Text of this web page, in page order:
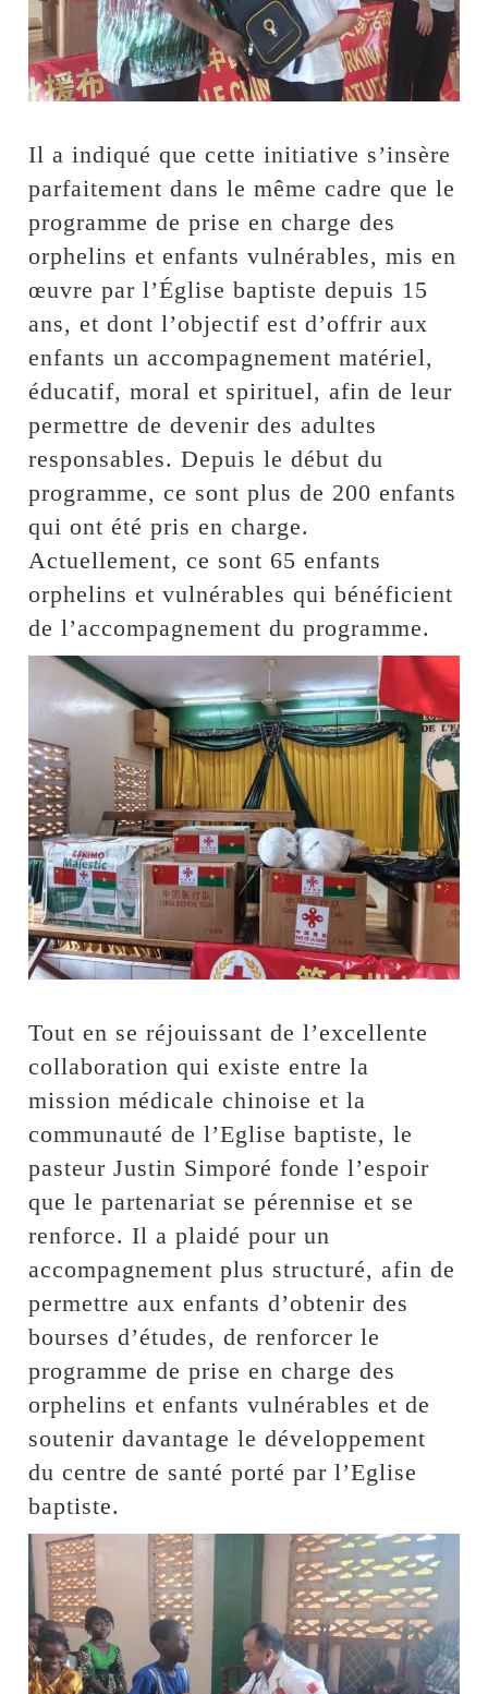
Il a indiqué que cette initiative s’insère
parfaitement dans le même cadre que le
programme de prise en charge des
orphelins et enfants vulnérables, mis en
œuvre par l’Église baptiste depuis 15
ans, et dont l’objectif est d’offrir aux
enfants un accompagnement matériel,
éducatif, moral et spirituel, afin de leur
permettre de devenir des adultes
responsables. Depuis le début du
programme, ce sont plus de 200 enfants
qui ont été pris en charge.
Actuellement, ce sont 65 enfants
orphelins et vulnérables qui bénéficient
de l’accompagnement du programme.
Tout en se réjouissant de l’excellente
collaboration qui existe entre la
mission médicale chinoise et la
communauté de l’Eglise baptiste, le
pasteur Justin Simporé fonde l’espoir
que le partenariat se pérennise et se
renforce. Il a plaidé pour un
accompagnement plus structuré, afin de
permettre aux enfants d’obtenir des
bourses d’études, de renforcer le
programme de prise en charge des
orphelins et enfants vulnérables et de
soutenir davantage le développement
du centre de santé porté par l’Eglise
baptiste.